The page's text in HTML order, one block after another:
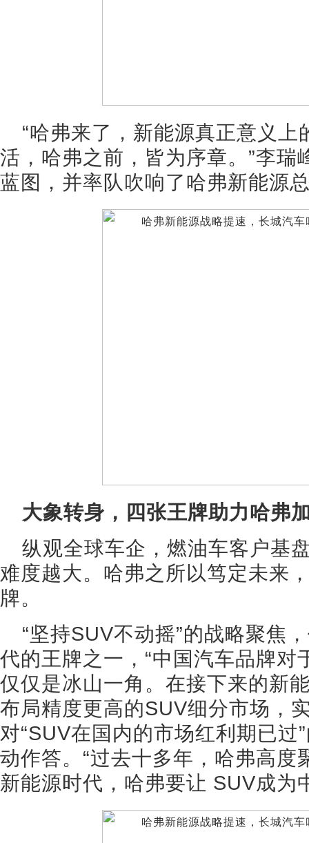
“哈弗来了，新能源真正意义
活，哈弗之前，皆为序章。”李瑞
蓝图，并率队吹响了哈弗新能源
大象转身，四张王牌助力哈弗
纵观全球车企，燃油车客户基
难度越大。哈弗之所以笃定未来
牌。
“坚持SUV不动摇”的战略聚焦
代的王牌之一，“中国汽车品牌
仅仅是冰山一角。在接下来的新
布局精度更高的SUV细分市场，
对“SUV在国内的市场红利期已过
动作答。“过去十多年，哈弗高
新能源时代，哈弗要让 SUV成为